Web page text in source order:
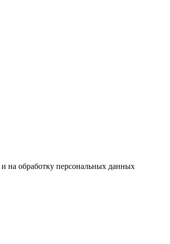
и на обработку персональных данных